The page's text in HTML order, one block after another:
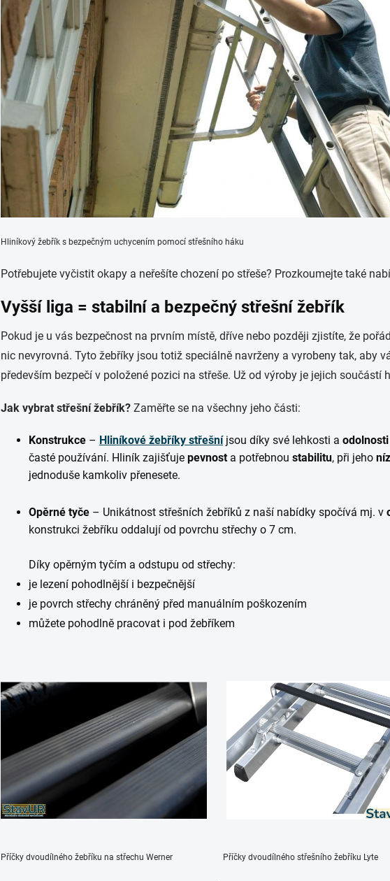
Hliníkový žebřík s bezpečným uchycením pomocí střešního háku
Potřebujete vyčistit okapy a neřešíte chození po střeše? Prozkoumejte také
Vyšší liga = stabilní a bezpečný střešní žebřík
Pokud je u vás bezpečnost na prvním místě, dříve nebo později zjistíte, že
nic nevyrovná. Tyto žebříky jsou totiž speciálně navrženy a vyrobeny tak, aby
především bezpečí v položené pozici na střeše. Už od výroby je jejich součástí
Jak vybrat střešní žebřík? Zaměřte se na všechny jeho části:
Konstrukce – Hliníkové žebříky střešníjsou díky své lehkosti a
časté používání. Hliník zajišťuje pevnost a potřebnou stabilitu, při jeho
jednoduše kamkoliv přenesete.
Opěrné tyče – Unikátnost střešních žebříků z naší nabídky spočívá mj. v
konstrukci žebříku oddalují od povrchu střechy o 7 cm.
Díky opěrným tyčím a odstupu od střechy:
je lezení pohodlnější i bezpečnější
je povrch střechy chráněný před manuálním poškozením
můžete pohodlně pracovat i pod žebříkem
Příčky dvoudílného žebříku na střechu Werner Příčky dvoudílného střešního žebříku Lyte